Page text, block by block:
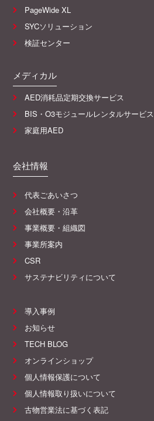
PageWide XL
SYCソリューション
検証センター
メディカル
AED消耗品定期交換サービス
BIS・O3モジュールレンタルサービス
家庭用AED
会社情報
代表ごあいさつ
会社概要・沿革
事業概要・組織図
事業所案内
CSR
サステナビリティについて
導入事例
お知らせ
TECH BLOG
オンラインショップ
個人情報保護について
個人情報取り扱いについて
古物営業法に基づく表記